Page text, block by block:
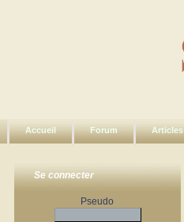
Accueil Forum Articles
Se connecter
Pseudo